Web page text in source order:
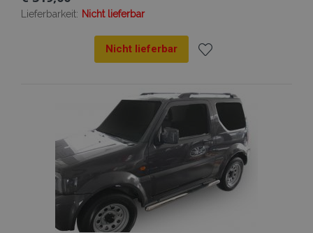
Lieferbarkeit: Nicht lieferbar
Nicht lieferbar
Wunschliste
hinzufügen